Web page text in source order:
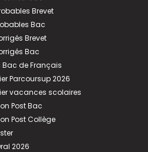
Brevet
Bac
Brevet
Bac
Bac de Français
Parcoursup 2026
vacances scolaires
Post Bac
Post Collège
2026